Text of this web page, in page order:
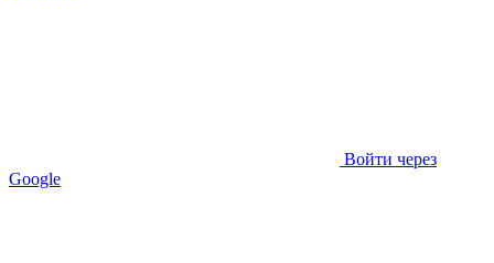
Войти через
Google